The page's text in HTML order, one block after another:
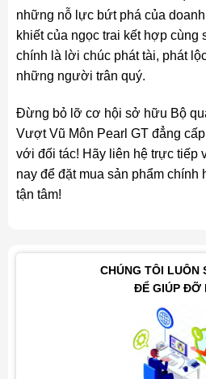
những nỗ lực bứt phá của
khiết của ngọc trai kết hợp cùng
chính là lời chúc phát tài, phát
những người trân quý.
Đừng bỏ lỡ cơ hội sở hữu Bộ
Vượt Vũ Môn Pearl GT đẳng
với đối tác! Hãy liên hệ trực tiếp
nay để đặt mua sản phẩm chính
tận tâm!
CHÚNG TÔI LUÔN
ĐỂ GIÚP ĐỠ